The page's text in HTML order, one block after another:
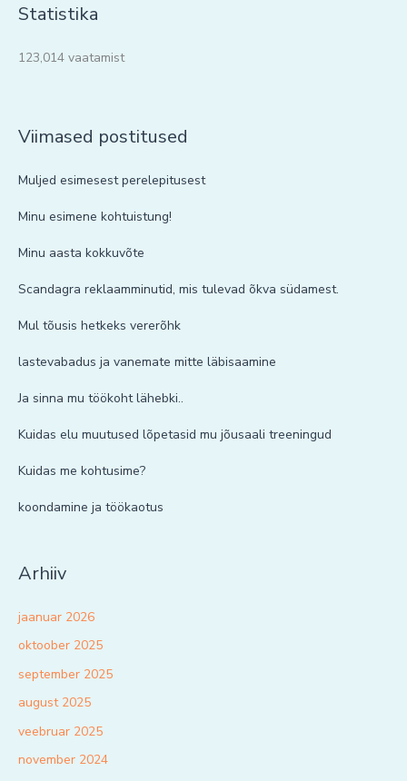
Statistika
123,014 vaatamist
Viimased postitused
Muljed esimesest perelepitusest
Minu esimene kohtuistung!
Minu aasta kokkuvõte
Scandagra reklaamminutid, mis tulevad õkva südamest.
Mul tõusis hetkeks vererõhk
lastevabadus ja vanemate mitte läbisaamine
Ja sinna mu töökoht lähebki..
Kuidas elu muutused lõpetasid mu jõusaali treeningud
Kuidas me kohtusime?
koondamine ja töökaotus
Arhiiv
jaanuar 2026
oktoober 2025
september 2025
august 2025
veebruar 2025
november 2024